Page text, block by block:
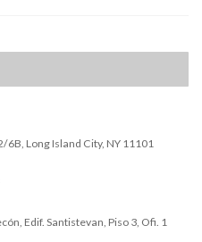
Long Island City, NY 11101
Edif. Santistevan, Piso 3, Ofi. 1